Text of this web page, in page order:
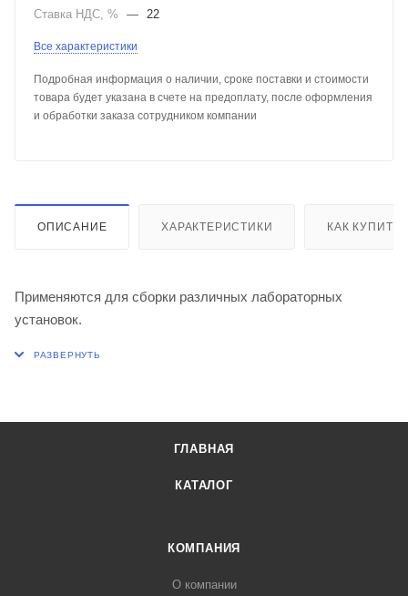
Ставка НДС, %
— 22
Все характеристики
Подробная информация о наличии, сроке поставки и стоимости
товара будет указана в счете на предоплату, после оформления
и обработки заказа сотрудником компании
ОПИСАНИЕ ХАРАКТЕРИСТИКИ КАК КУПИТЬ
Применяются для сборки различных лабораторных
установок.
ГЛАВНАЯ
КАТАЛОГ
КОМПАНИЯ
О компании